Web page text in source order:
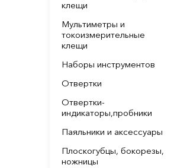
клещи
Мультиметры и
токоизмерительные
клещи
Наборы инструментов
Отвертки
Отвертки-
индикаторы,пробники
Паяльники и аксессуары
Плоскогубцы, бокорезы,
ножницы